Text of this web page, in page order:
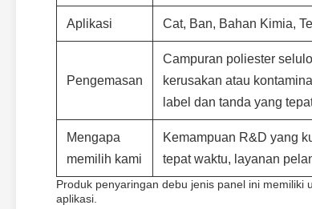
Aplikasi Cat, Ban, Bahan Kimia,
Pengemasan
Campuran poliester
kerusakan atau
label dan tanda yang
Mengapa
memilih kami
Kemampuan R&D yang
tepat waktu, layanan
Produk penyaringan debu jenis panel ini
aplikasi.